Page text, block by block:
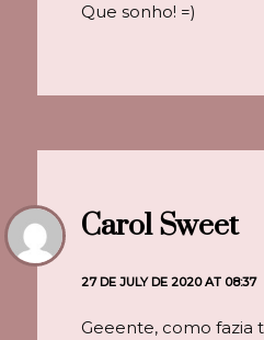
Que sonho! =)
Carol Sweet
27 DE JULY DE 2020 AT 08:37
Geeente, como fazia